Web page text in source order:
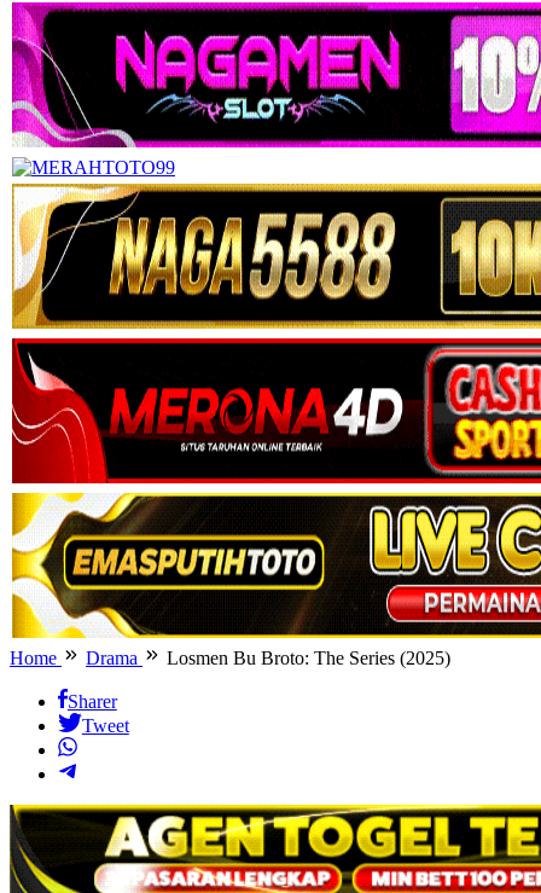
Home Drama Losmen Bu Broto: The Series (2025)
Sharer
Tweet